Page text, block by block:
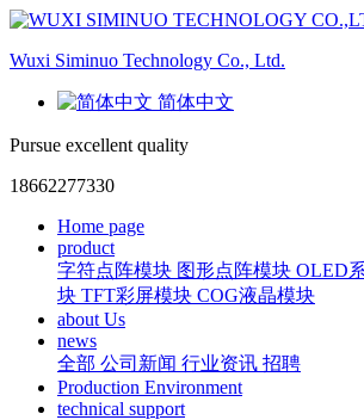
Wuxi Siminuo Technology Co., Ltd.
简体中文
Pursue excellent quality
18662277330
Home page
product
字符点阵模块 图形点阵模块 OLED
块 TFT彩屏模块 COG液晶模块
about Us
news
全部 公司新闻 行业资讯 招聘
Production Environment
technical support